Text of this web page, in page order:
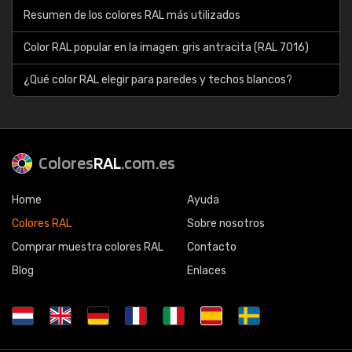
Resumen de los colores RAL más utilizados
Color RAL popular en la imagen: gris antracita (RAL 7016)
¿Qué color RAL elegir para paredes y techos blancos?
ColoresRAL.com.es
Home
Colores RAL
Comprar muestra colores RAL
Blog
Ayuda
Sobre nosotros
Contacto
Enlaces